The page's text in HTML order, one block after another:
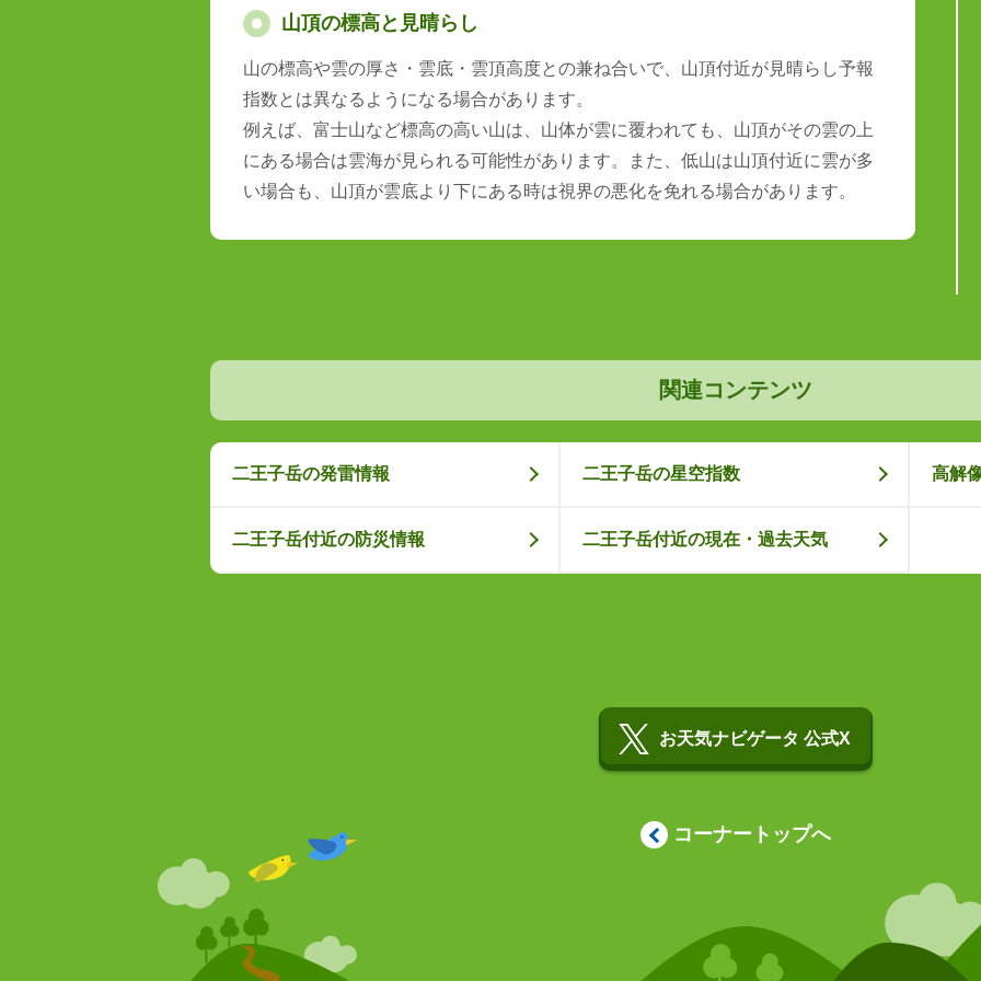
山頂の標高と見晴らし
山の標高や雲の厚さ・雲底・雲頂高度との兼ね合いで、山頂付近が見晴らし予報
指数とは異なるようになる場合があります。
例えば、富士山など標高の高い山は、山体が雲に覆われても、山頂がその雲の上
にある場合は雲海が見られる可能性があります。また、低山は山頂付近に雲が多
い場合も、山頂が雲底より下にある時は視界の悪化を免れる場合があります。
関連コンテンツ
二王子岳の発雷情報 二王子岳の星空指数 高解
二王子岳付近の防災情報 二王子岳付近の現在・過去天気
お天気ナビゲータ 公式X
コーナートップへ